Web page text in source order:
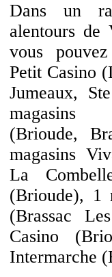
Dans un
alentours de
vous
Petit Casino
Jumeaux,
magasins
(Brioude,
magasins
La
(Brioude), 1
(Brassac
Casino
Intermarche